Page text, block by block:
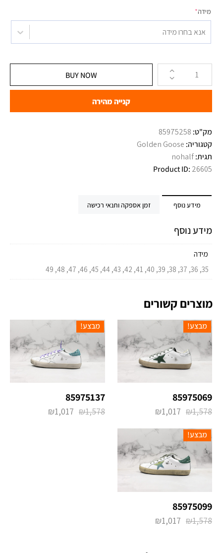
מידה*
אנא בחרו מידה
BUY NOW
קנייה מהירה
מק"ט: 85975258
קטגוריה: Golden Goose
תגית:nohalf
Product ID: 26605
מידע נוסף זמן אספקה ותנאי רכישה
מידע נוסף
מידה
35, 36, 37, 38, 39, 40, 41, 42, 43, 44, 45, 46, 47, 48, 49
מוצרים קשורים
מבצע!
85975069
₪1,578
₪1,017
מבצע!
85975137
₪1,578
₪1,017
מבצע!
85975099
₪1,578
₪1,017